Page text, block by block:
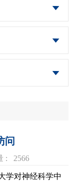
问
: 2566
学对神经科学中